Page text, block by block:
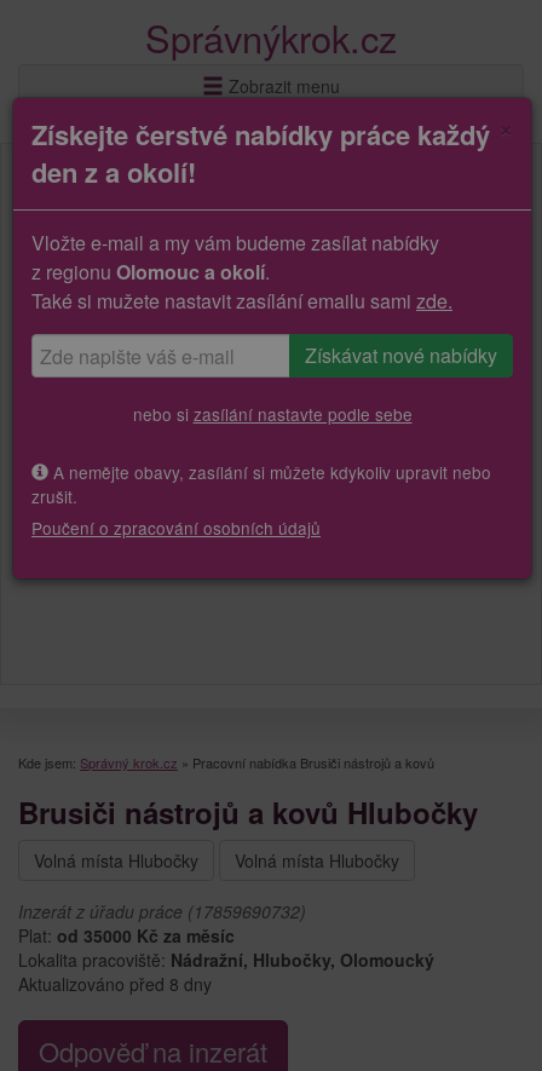
Správnýkrok.cz
Zobrazit menu
Kde jsem: Správný krok.cz » Pracovní nabídka Brusiči nástrojů a kovů
Brusiči nástrojů a kovů Hlubočky
Volná místa Hlubočky Volná místa Hlubočky
Inzerát z úřadu práce (17859690732)
Plat: od 35000 Kč za měsíc
Lokalita pracoviště: Nádražní, Hlubočky, Olomoucký
Aktualizováno před 8 dny
Odpověď na inzerát
Získejte čerstvé nabídky práce každý
den z a okolí!
Vložte e-mail a my vám budeme zasílat nabídky
z regionu Olomouc a okolí.
Také si mužete nastavit zasílání emailu sami zde.
nebo si zasílání nastavte podle sebe
A nemějte obavy, zasílání si můžete kdykoliv upravit nebo
zrušit.
Poučení o zpracování osobních údajů